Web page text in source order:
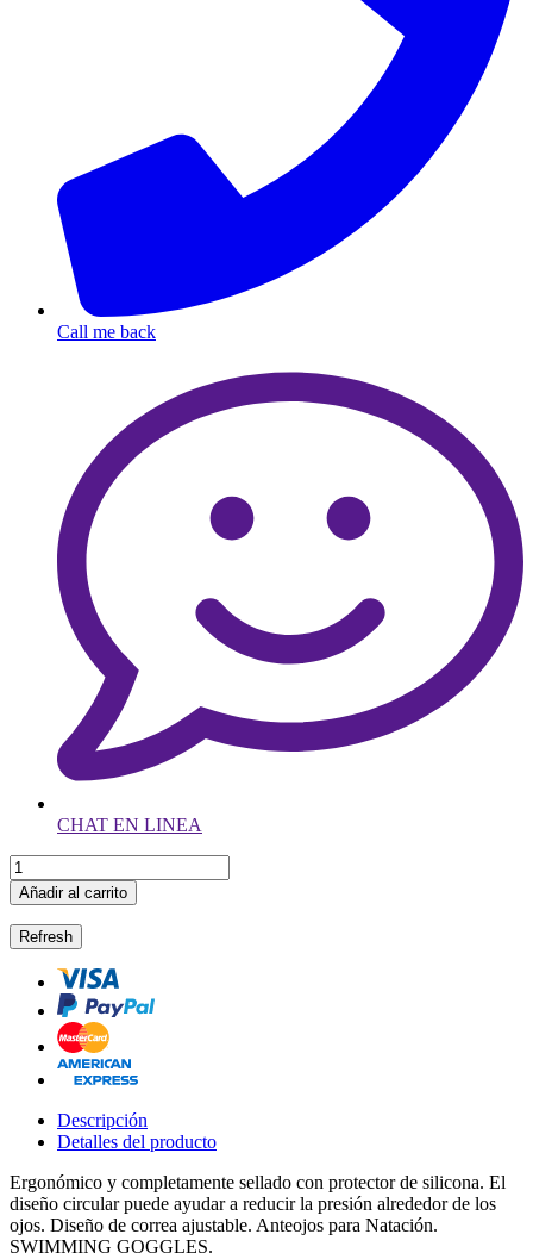
Call me back
CHAT EN LINEA
Añadir al carrito
Descripción
Detalles del producto
Ergonómico y completamente sellado con protector de silicona. El
diseño circular puede ayudar a reducir la presión alrededor de los
ojos. Diseño de correa ajustable. Anteojos para Natación.
SWIMMING GOGGLES.